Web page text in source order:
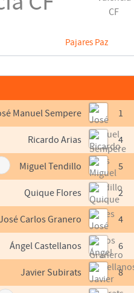
Pajares Paz
1
Manuel Sempere
4
Ricardo Arias
5
Miguel Tendillo
2
Quique Flores
4
Carlos Granero
6
Ángel Castellanos
8
Javier Subirats